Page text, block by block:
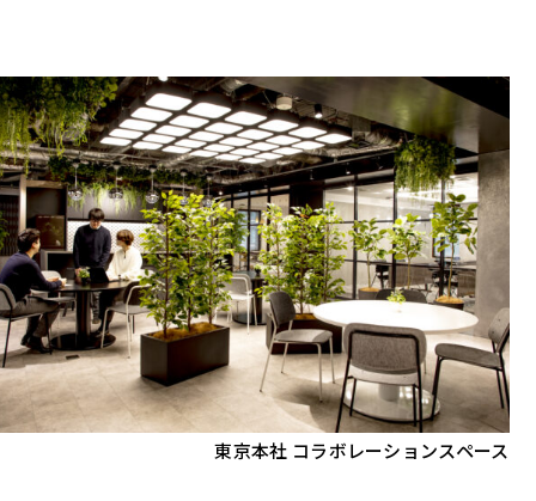
東京本社 コラボレーションスペース